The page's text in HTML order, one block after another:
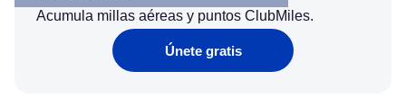
Acumula millas aéreas y puntos ClubMiles.
Únete gratis